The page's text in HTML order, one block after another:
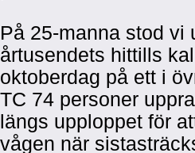
På 25-manna stod vi
årtusendets hittills
oktoberdag på ett i
TC 74 personer
längs upploppet för
vågen när